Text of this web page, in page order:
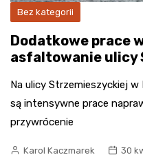
Bez kategorii
Dodatkowe prace
asfaltowanie ulicy
Na ulicy Strzemieszyckiej
są intensywne prace
przywrócenie
Karol Kaczmarek 30